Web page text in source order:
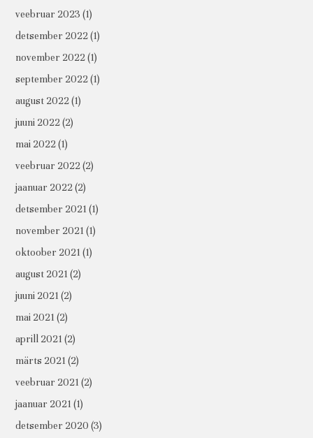
veebruar 2023 (1)
detsember 2022(1)
november 2022(1)
september 2022(1)
august 2022(1)
juuni 2022(2)
mai 2022(1)
veebruar 2022(2)
jaanuar 2022(2)
detsember 2021(1)
november 2021(1)
oktoober 2021(1)
august 2021(2)
juuni 2021(2)
mai 2021(2)
aprill 2021(2)
märts 2021(2)
veebruar 2021(2)
jaanuar 2021(1)
detsember 2020 (3)